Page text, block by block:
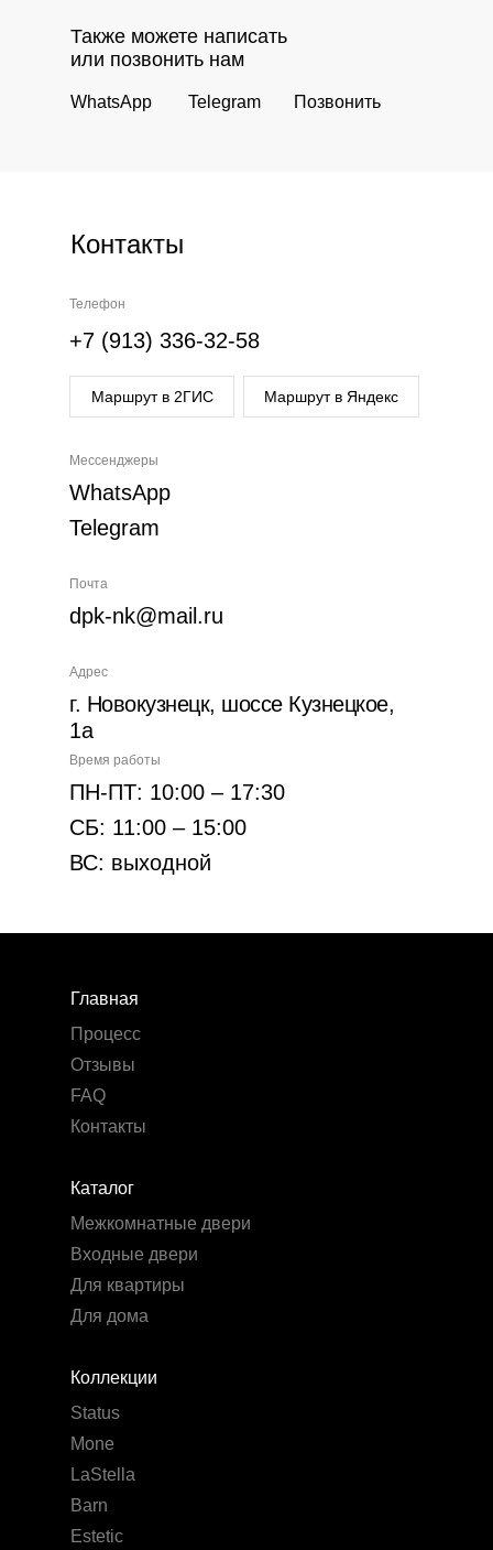
Позвонить
Telegram
WhatsApp
Также можете написать
или позвонить нам
Контакты
Мессенджеры
WhatsApp
Telegram
Телефон
+7 (913) 336-32-58
Почта
dpk-nk@mail.ru
Время работы
ПН-ПТ: 10:00 – 17:30
СБ: 11:00 – 15:00
ВС: выходной
Адрес
г. Новокузнецк, шоссе Кузнецкое,
1а
Маршрут в 2ГИС Маршрут в Яндекс
Коллекции
Status
Mone
LaStella
Barn
Estetic
Каталог
Межкомнатные двери
Входные двери
Для квартиры
Для дома
Главная
Процесс
Отзывы
FAQ
Контакты